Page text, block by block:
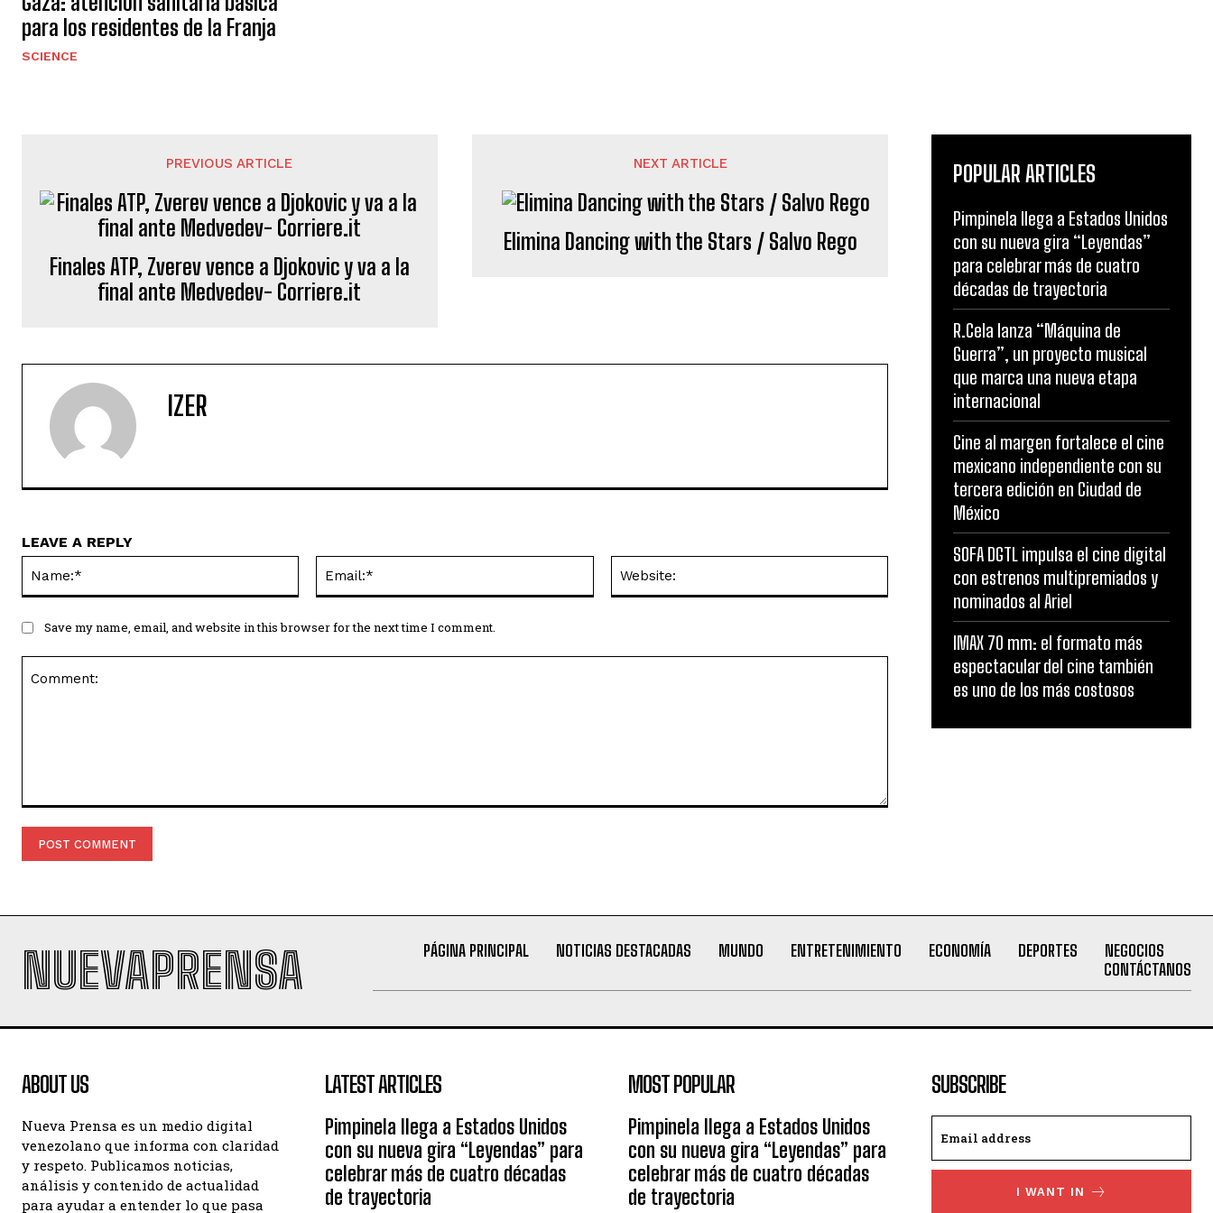
para los residentes de la Franja
SCIENCE
PREVIOUS ARTICLE
Finales ATP, Zverev vence a Djokovic y va a la
final ante Medvedev- Corriere.it
NEXT ARTICLE
Elimina Dancing with the Stars / Salvo Rego
IZER
LEAVE A REPLY
Save my name, email, and website in this browser for the next time I comment.
POPULAR ARTICLES
Pimpinela llega a Estados Unidos
con su nueva gira “Leyendas”
para celebrar más de cuatro
décadas de trayectoria
R.Cela lanza “Máquina de
Guerra”, un proyecto musical
que marca una nueva etapa
internacional
Cine al margen fortalece el cine
mexicano independiente con su
tercera edición en Ciudad de
México
SOFA DGTL impulsa el cine digital
con estrenos multipremiados y
nominados al Ariel
IMAX 70 mm: el formato más
espectacular del cine también
es uno de los más costosos
NUEVAPRENSA PÁGINA PRINCIPAL NOTICIAS DESTACADAS MUNDO ENTRETENIMIENTO ECONOMÍA DEPORTES
NEGOCIOS
CONTÁCTANOS
ABOUT US
Nueva Prensa es un medio digital
venezolano que informa con claridad
y respeto. Publicamos noticias,
análisis y contenido de actualidad
para ayudar a entender lo que pasa
LATEST ARTICLES
Pimpinela llega a Estados Unidos
con su nueva gira “Leyendas” para
celebrar más de cuatro décadas
de trayectoria
MOST POPULAR
Pimpinela llega a Estados Unidos
con su nueva gira “Leyendas” para
celebrar más de cuatro décadas
de trayectoria
SUBSCRIBE
I WANT IN